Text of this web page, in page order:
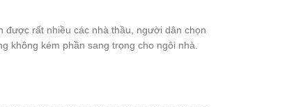
được rất nhiều các nhà thầu, người dân chọn
không kém phần sang trọng cho ngôi nhà.